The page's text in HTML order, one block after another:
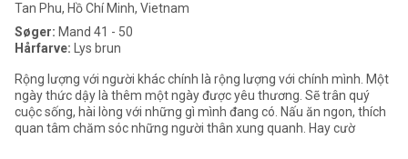
Tan Phu, Hồ Chí Minh, Vietnam
Søger: Mand 41 - 50
Hårfarve: Lys brun
Rộng lượng với người khác chính là rộng lượng với chính mình. Một
ngày thức dậy là thêm một ngày được yêu thương. Sẽ trân quý
cuộc sống, hài lòng với những gì mình đang có. Nấu ăn ngon, thích
quan tâm chăm sóc những người thân xung quanh. Hay cườ